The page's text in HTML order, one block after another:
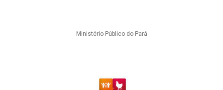
Ministério Público do Pará